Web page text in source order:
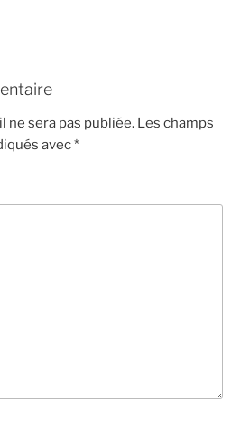
ne sera pas publiée. Les champs
avec*